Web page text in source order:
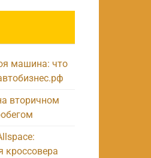
машина: что
вторичном
кроссовера